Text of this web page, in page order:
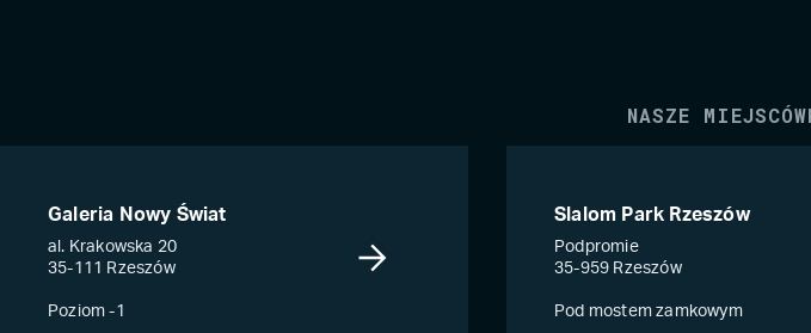
NASZE
Galeria Nowy Świat
al. Krakowska 20
35-111 Rzeszów
Poziom -1
Slalom Park Rzeszów
Podpromie
35-959 Rzeszów
Pod mostem zamkowym